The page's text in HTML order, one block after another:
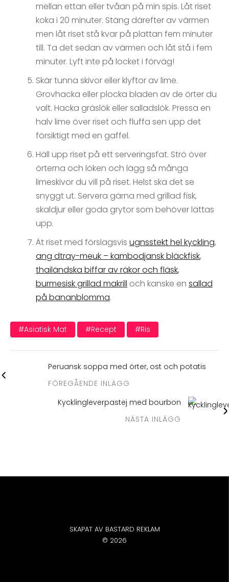
mellan ettan eller tvåan på min spis. Låt riset
koka i 20 minuter. Stäng därefter av värmen
men låt riset stå kvar på plattan fem minuter
till. Ta det sedan av värmen och låt stå i fem
minuter. Lyft inte på locket i förväg!
Skär tunna skivor eller klyftor av lime.
Grovhacka eller plocka bladen av de örter du
valt. Hacka gräslök eller salladslök. Pressa en
halv lime över riset och fluffa sen upp det
försiktigt med en gaffel.
Häll upp riset på ett serveringsfat. Strö över
örterna och löken och lägg så många
limeskivor du vill på riset. Helst ska det se
snyggt ut. Servera gärna med grillad fisk,
skaldjur eller goda grytor som behöver lättas
upp.
Ät riset med förslagsvis ugnsstekt hel kyckling,
ang dtray-meuk – kambodjansk bläckfisk,
thailändska biffar av räkor och fläsk,
burmesisk grillad makrill och kanske en sallad
på bananblomma.
#asiatisk Mat #recept #ris
Peruansk soppa med örter, ost och potatis
FÖREGÅENDE INLÄGG
Kycklingleverpastej med bourbon
NÄSTA INLÄGG
SKAPAT AV BASTARD REKLAM
© 2026